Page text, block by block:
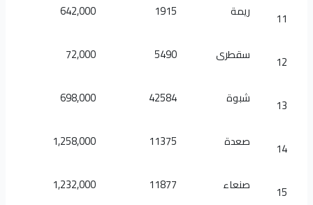
11 ريمة 1915
642,000
12 سقطرى 5490
72,000
13 شبوة 42584
698,000
14 صعدة 11375
1,258,000
15 صنعاء 11877
1,232,000